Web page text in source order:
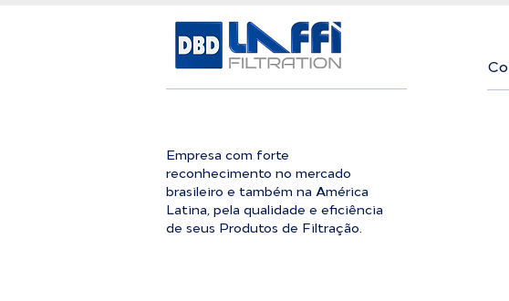
Empresa com forte
reconhecimento no mercado
brasileiro e também na América
Latina, pela qualidade e eficiência
de seus Produtos de Filtração.